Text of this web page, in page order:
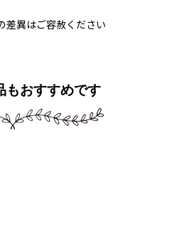
差異はご容赦ください
もおすすめです